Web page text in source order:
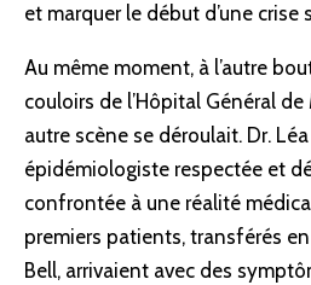
et marquer le début d’une crise
Au même moment, à l’autre
couloirs de l’Hôpital Général
autre scène se déroulait. Dr.
épidémiologiste respectée et
confrontée à une réalité
premiers patients, transférés
Bell, arrivaient avec des